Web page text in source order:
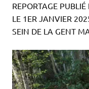
REPORTAGE
LE 1ER JANVIER
SEIN DE LA GENT